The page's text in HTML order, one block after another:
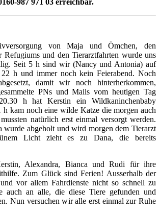
987 971 03 erreichbar.
von Maja und Ömchen, den
Refugiums und den Tierarztfahrten wurde uns
Seit 5 h sind wir (Nancy und Antonia) auf
h und immer noch kein Feierabend. Noch
damit wir noch hinterherkommen,
PNs und Mails vom heutigen Tag
h hat Kerstin ein Wildkaninchenbaby
h kam noch eine wilde Katze die morgen auch
natürlich erst einmal versorgt werden.
abgeholt und wird morgen dem Tierarzt
Licht zieht es zu Dana, die bereits
Alexandra, Bianca und Rudi für ihre
Zum Glück sind Ferien! Ausserhalb der
vor allem Fahrdienste nicht so schnell zu
auch an alle, die diese Tiere gefunden und
Nun versuchen wir alle erst einmal zur Ruhe